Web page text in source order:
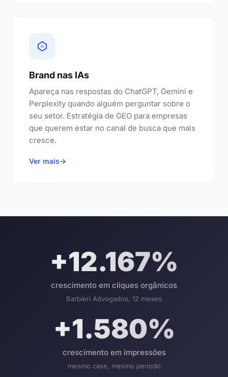
Brand nas IAs
Apareça nas respostas do ChatGPT, Gemini e
Perplexity quando alguém perguntar sobre o
seu setor. Estratégia de GEO para empresas
que querem estar no canal de busca que mais
cresce.
Ver mais→
+12.167%
crescimento em cliques orgânicos
Barbieri Advogados, 12 meses
+1.580%
crescimento em impressões
mesmo case, mesmo período